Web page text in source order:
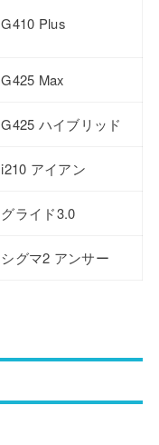
G410 Plus
G425 Max
G425 ハイブリッド
i210 アイアン
グライド3.0
シグマ2 アンサー